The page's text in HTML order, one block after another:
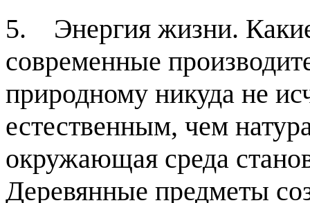
5. Энергия жизни.
современные
природному никуда не
естественным, чем
окружающая среда
Деревянные предметы